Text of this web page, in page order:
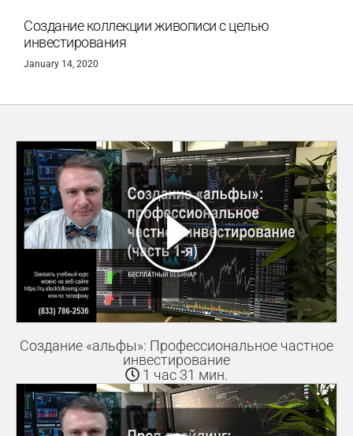
Создание коллекции живописи с целью
инвестирования
January 14, 2020
Создание «альфы»: Профессиональное частное
инвестирование
1 час 31 мин.